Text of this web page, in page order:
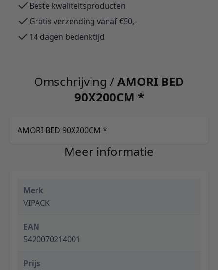
Beste kwaliteitsproducten
Gratis verzending vanaf €50,-
14 dagen bedenktijd
Omschrijving /AMORI BED
90X200CM *
AMORI BED 90X200CM *
Meer informatie
Merk
VIPACK
EAN
5420070214001
Prijs